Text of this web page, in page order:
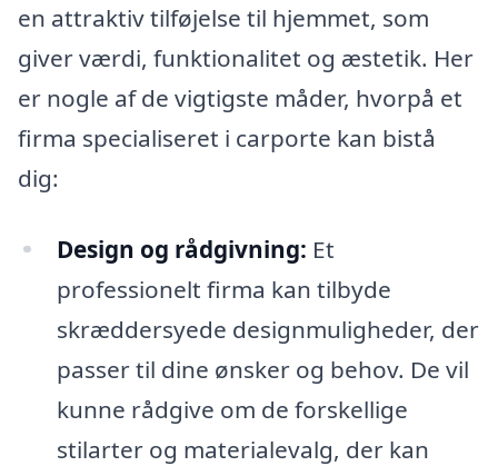
en attraktiv tilføjelse til hjemmet, som
giver værdi, funktionalitet og æstetik. Her
er nogle af de vigtigste måder, hvorpå et
firma specialiseret i carporte kan bistå
dig:
Design og rådgivning: Et
professionelt firma kan tilbyde
skræddersyede designmuligheder, der
passer til dine ønsker og behov. De vil
kunne rådgive om de forskellige
stilarter og materialevalg, der kan